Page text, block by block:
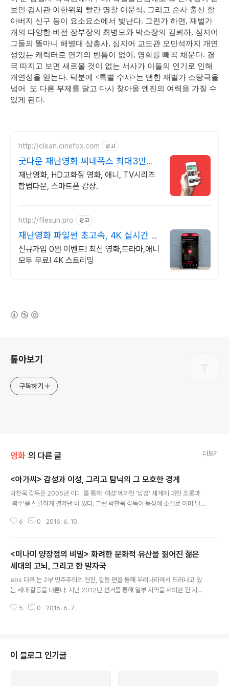
보인 검시관 이한위와 빨간 명찰 이문식, 그리고 순사 출신 할
아버지 신구 등이 요소요소에서 빛난다. 그런가 하면, 재벌가
개의 다양한 버전 장부장의 최병모와 박소장의 김뢰하, 심지어
그들의 똘마니 해병대 삼총사, 심지어 교도관 오민석까지 개연
성있는 캐릭터로 연기의 빈틈이 없이, 영화를 빼곡 채운다. 결
국 따지고 보면 새로울 것이 없는 서사가 이들의 연기로 인해
개연성을 얻는다. 덕분에 <특별 수사>는 뻔한 재벌가 소탕극을
넘어 또 다른 부제를 달고 다시 찾아올 엔진의 여력을 가질 수
있게 된다.
http://clean.cinefox.com 광고
굿다운 재난영화 씨네폭스 최대3만원
+10%추가적립
재난영화, HD고화질 영화, 애니, TV시리즈
합법다운, 스마트폰 감상.
http://filesun.pro 광고
재난영화 파일썬 초고속, 4K 실시간 보
기!
신규가입 0원 이벤트! 최신 영화,드라마,애니
모두 무료! 4K 스트리밍
톺아보기
구독하기
영화 의 다른 글 더보기
<아가씨> 감성과 이성, 그리고 탐닉의 그 모호한 경계
박찬욱 감독은 2005년 이미 를 통해 '여성'에의한 '남성' 세계에 대한 조롱과
'복수'를 신랄하게 펼쳐낸 바 있다. 그런 박찬욱 감독이 동성애 소설로 이미 널리
기인 현재에도 여전한 여성 차별과 '여혐'이 논란이 되는 이즈음, 박찬욱 감독이
필 그 시대가 배경이 됐을까? 박찬욱 감독이 일제 시대를 시대적 배경으로 한데
는 아마도 이 영화의 원작인 와 관련이 있지 않을까? 는 대영제국의 황금기 빅토
리아 시대를 배경으로 한다. 1837년에서 1901년까지 빅토리아 여왕이 통..
6 0 2016. 6. 10.
<미나미 양장점의 비밀> 화려한 문화적 유산을 짊어진 젊은
세대의 고뇌, 그리고 한 발자국
ebs 다큐 는 2부 민주주의의 엔진, 갈등 편을 통해 우리나라에서 드러나고 있
는 세대 갈등을 다룬다. 지난 2012년 선거를 통해 일부 지역을 제외한 전 지역
적 권위주의 시대를 경험한 세대와 민주화 세대, 그리고 imf이후 신자유주의 시
만을 드러내지만, 그런 어른들에게 존경을 보내기엔, 우리나라 젊은이들이 물려
받은 사회적 유산은 아버지 세대들이 이루어 놓은 경제적 부에 대한 체감을 하
5 0 2016. 6. 7.
이 블로그 인기글